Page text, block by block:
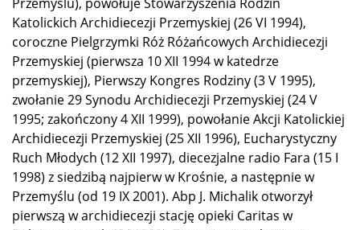
Katolickich Archidiecezji Przemyskiej (26 VI 1994),
coroczne Pielgrzymki Róż Różańcowych Archidiecezji
Przemyskiej (pierwsza 10 XII 1994 w katedrze
przemyskiej), Pierwszy Kongres Rodziny (3 V 1995),
zwołanie 29 Synodu Archidiecezji Przemyskiej (24 V
1995; zakończony 4 XII 1999), powołanie Akcji Katolickiej
Archidiecezji Przemyskiej (25 XII 1996), Eucharystyczny
Ruch Młodych (12 XII 1997), diecezjalne radio Fara (15 I
1998) z siedzibą najpierw w Krośnie, a następnie w
Przemyślu (od 19 IX 2001). Abp J. Michalik otworzył
pierwszą w archidiecezji stację opieki Caritas w